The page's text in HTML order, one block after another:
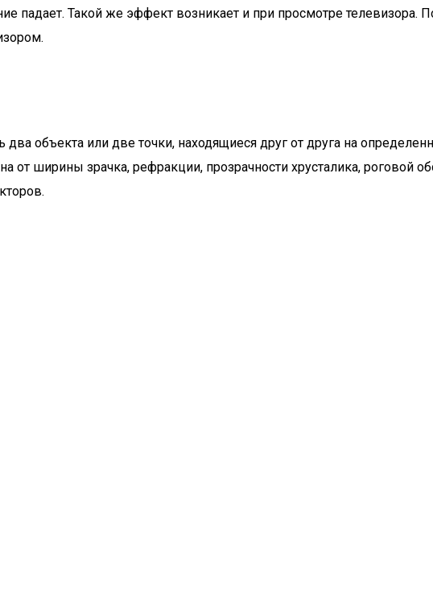
падает. Такой же эффект возникает и при просмотре телевизора.
объекта или две точки, находящиеся друг от друга на
ширины зрачка, рефракции, прозрачности хрусталика, роговой